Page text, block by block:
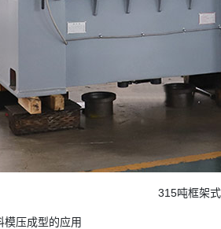
315吨框架
压成型的应用